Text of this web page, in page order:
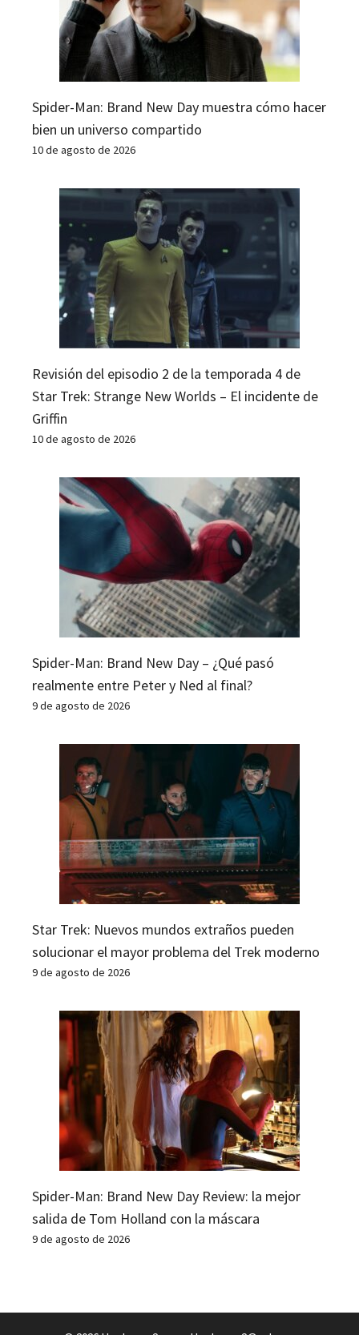
Spider-Man: Brand New Day muestra cómo hacer
bien un universo compartido
10 de agosto de 2026
Revisión del episodio 2 de la temporada 4 de
Star Trek: Strange New Worlds – El incidente de
Griffin
10 de agosto de 2026
Spider-Man: Brand New Day – ¿Qué pasó
realmente entre Peter y Ned al final?
9 de agosto de 2026
Star Trek: Nuevos mundos extraños pueden
solucionar el mayor problema del Trek moderno
9 de agosto de 2026
Spider-Man: Brand New Day Review: la mejor
salida de Tom Holland con la máscara
9 de agosto de 2026